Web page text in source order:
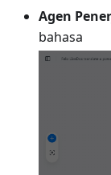
Agen
bahasa